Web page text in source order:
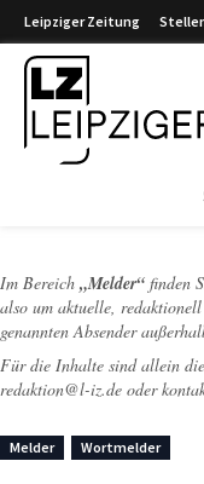
Leipziger Zeitung
Im Bereich „Melder“ finden
also um aktuelle,
genannten Absender
Für die Inhalte sind allein
redaktion@l-iz.de oder
Melder Wortmelder